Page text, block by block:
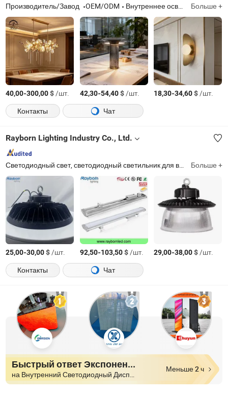
Производитель/Завод OEM/ODM Внутреннее освещение Больше +
40,00-300,00$/шт. 42,30-54,40$/шт. 18,30-34,60$/шт.
Контакты
Чат
Rayborn Lighting Industry Co., Ltd.
Светодиодный свет, светодиодный светильник для высоких потолков, светодиодный прожектор, светодиодный уличный светильник, солнечный светодиодный свет, солнечный уличный светильник, светодиодный стадионный свет, светодиодная панель, светодиодная трубка, светодиодный трековый свет Больше +
25,00-30,00$/шт. 92,50-103,50$/шт. 29,00-38,00$/шт.
Контакты
Чат
Быстрый ответ Экспоненты
на Внутренний Светодиодный Дисплей
Меньше 2 ч